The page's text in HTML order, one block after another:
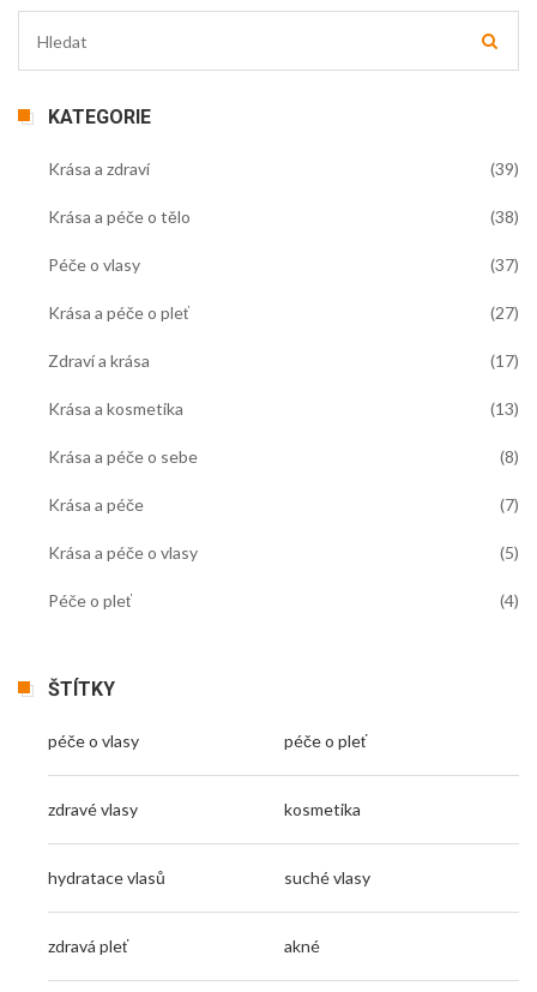
KATEGORIE
Krása a zdraví (39)
Krása a péče o tělo (38)
Péče o vlasy (37)
Krása a péče o pleť (27)
Zdraví a krása (17)
Krása a kosmetika (13)
Krása a péče o sebe (8)
Krása a péče (7)
Krása a péče o vlasy (5)
Péče o pleť (4)
ŠTÍTKY
péče o vlasy péče o pleť
zdravé vlasy kosmetika
hydratace vlasů suché vlasy
zdravá pleť akné